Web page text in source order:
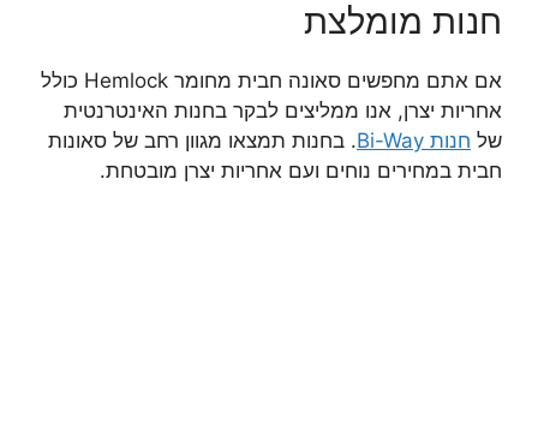
חנות מומלצת
אם אתם מחפשים סאונה חבית מחומר Hemlock כולל
אחריות יצרן, אנו ממליצים לבקר בחנות האינטרנטית
של חנות Bi-Way
. בחנות תמצאו מגוון רחב של סאונות
חבית במחירים נוחים ועם אחריות יצרן מובטחת.